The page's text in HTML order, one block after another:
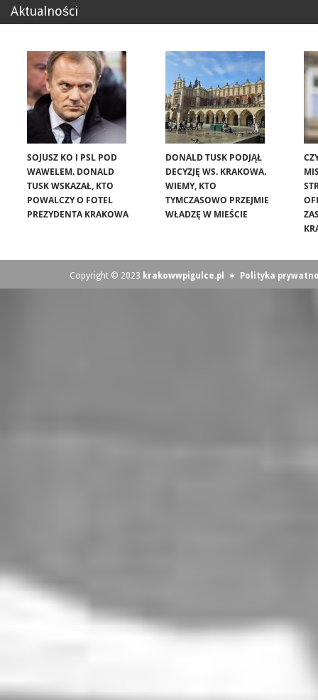
Aktualności
SOJUSZ KO I PSL POD
WAWELEM. DONALD
TUSK WSKAZAŁ, KTO
POWALCZY O FOTEL
PREZYDENTA KRAKOWA
DONALD TUSK PODJĄŁ
DECYZJĘ WS. KRAKOWA.
WIEMY, KTO
TYMCZASOWO PRZEJMIE
WŁADZĘ W MIEŚCIE
Copyright © 2023 krakowwpigulce.pl ∗ Polityka